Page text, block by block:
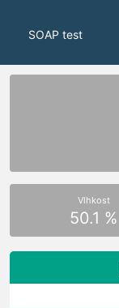
SOAP test
Vlhkost
50.1 %